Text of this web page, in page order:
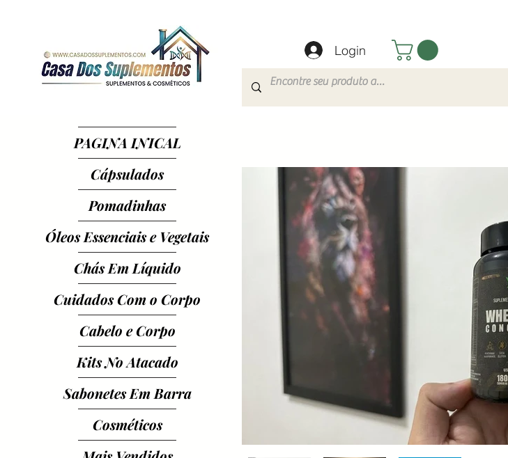
Login
PAGINA INICAL
Cápsulados
Pomadinhas
Óleos Essenciais e Vegetais
Chás Em Líquido
Cuidados Com o Corpo
Cabelo e Corpo
Kits No Atacado
Sabonetes Em Barra
Cosméticos